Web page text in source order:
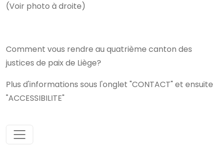
(Voir photo à droite)
Comment vous rendre au quatrième canton des
justices de paix de Liège?
Plus d'informations sous l'onglet "CONTACT" et ensuite
"ACCESSIBILITE"